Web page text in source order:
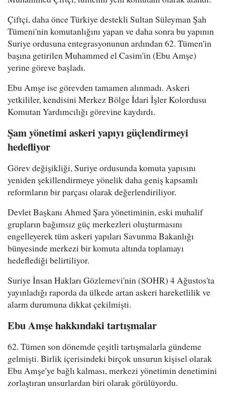
Çiftçi, daha önce Türkiye destekli Sultan Süleyman Şah
Tümeni'nin komutanlığını yapan ve daha sonra bu yapının
Suriye ordusuna entegrasyonunun ardından 62. Tümen'in
başına getirilen Muhammed el Casim'in (Ebu Amşe)
yerine göreve başladı.
Ebu Amşe ise görevden tamamen alınmadı. Askeri
yetkililer, kendisini Merkez Bölge İdari İşler Kolordusu
Komutan Yardımcılığı görevine kaydırdı.
Şam yönetimi askeri yapıyı güçlendirmeyi
hedefliyor
Görev değişikliği, Suriye ordusunda komuta yapısını
yeniden şekillendirmeye yönelik daha geniş kapsamlı
reformların bir parçası olarak değerlendiriliyor.
Devlet Başkanı Ahmed Şara yönetiminin, eski muhalif
grupların bağımsız güç merkezleri oluşturmasını
engelleyerek tüm askeri yapıları Savunma Bakanlığı
bünyesinde merkezi bir komuta altında toplamayı
hedeflediği belirtiliyor.
Suriye İnsan Hakları Gözlemevi'nin (SOHR) 4 Ağustos'ta
yayınladığı raporda da ülkede artan askeri hareketlilik ve
alarm durumuna dikkat çekilmişti.
Ebu Amşe hakkındaki tartışmalar
62. Tümen son dönemde çeşitli tartışmalarla gündeme
gelmişti. Birlik içerisindeki birçok unsurun kişisel olarak
Ebu Amşe'ye bağlı kalması, merkezi yönetimin denetimini
zorlaştıran unsurlardan biri olarak görülüyordu.